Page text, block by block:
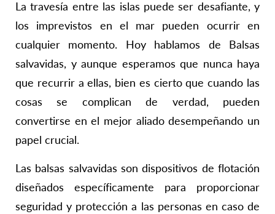
La travesía entre las islas puede ser desafiante, y
los imprevistos en el mar pueden ocurrir en
cualquier momento. Hoy hablamos de Balsas
salvavidas, y aunque esperamos que nunca haya
que recurrir a ellas, bien es cierto que cuando las
cosas se complican de verdad, pueden
convertirse en el mejor aliado desempeñando un
papel crucial.
Las balsas salvavidas son dispositivos de flotación
diseñados específicamente para proporcionar
seguridad y protección a las personas en caso de